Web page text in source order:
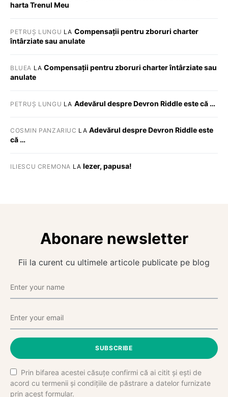
harta Trenul Meu
PETRUȘ LUNGU LA Compensații pentru zboruri charter
întârziate sau anulate
BLUEA LACompensații pentru zboruri charter întârziate sau
anulate
PETRUȘ LUNGU LA Adevărul despre Devron Riddle este că …
COSMIN PANZARIUC LA Adevărul despre Devron Riddle este
că …
ILIESCU CREMONA LA Iezer, papusa!
Abonare newsletter
Fii la curent cu ultimele articole publicate pe blog
SUBSCRIBE
Prin bifarea acestei căsuțe confirmi că ai citit și ești de
acord cu termenii și condițiile de păstrare a datelor furnizate
prin acest formular.